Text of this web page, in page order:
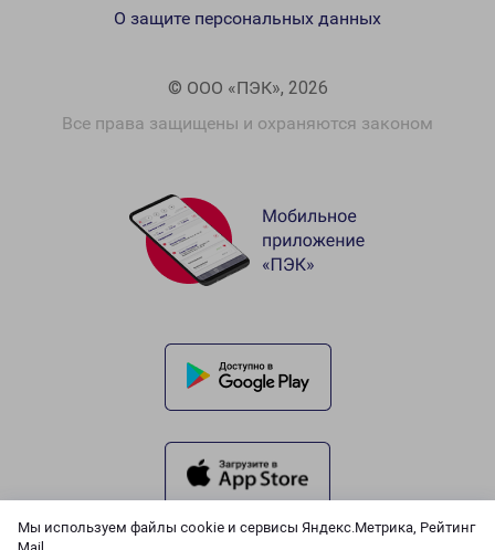
Мы используем файлы cookie и сервисы Яндекс.Метрика, Рейтинг
© ООО «ПЭК», 2026
Все права защищены и охраняются законом
О защите персональных данных